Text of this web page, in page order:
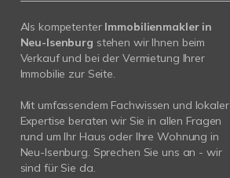
Als kompetenter Immobilienmakler in
Neu-Isenburg stehen wir Ihnen beim
Verkauf und bei der Vermietung Ihrer
Immobilie zur Seite.
Mit umfassendem Fachwissen und lokaler
Expertise beraten wir Sie in allen Fragen
rund um Ihr Haus oder Ihre Wohnung in
Neu-Isenburg. Sprechen Sie uns an - wir
sind für Sie da.